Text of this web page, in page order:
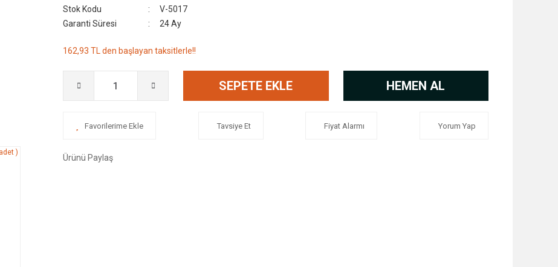
Stok Kodu
V-5017
Garanti Süresi
24 Ay
162,93 TL den başlayan taksitlerle!!
SEPETE EKLE HEMEN AL
Tavsiye Et Fiyat Alarmı Yorum Yap
Ürünü Paylaş